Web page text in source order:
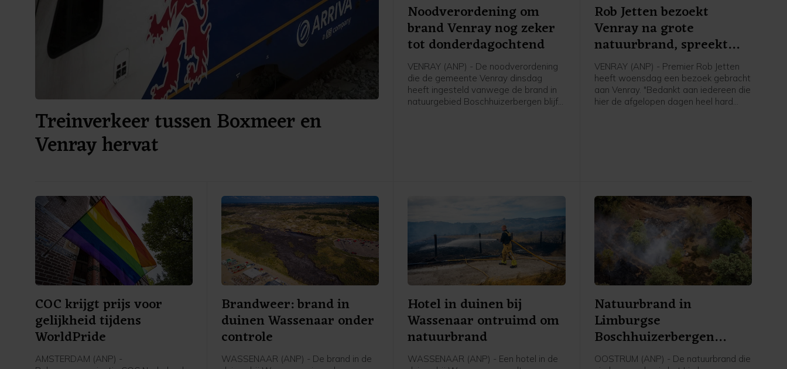
Treinverkeer tussen Boxmeer en
Venray hervat
Noodverordening om
brand Venray nog zeker
tot donderdagochtend
VENRAY (ANP) - De noodverordening
die de gemeente Venray dinsdag
heeft ingesteld vanwege de brand in
natuurgebied Boschhuizerbergen blijft
Rob Jetten bezoekt
Venray na grote
natuurbrand, spreekt
dank uit
VENRAY (ANP) - Premier Rob Jetten
heeft woensdag een bezoek gebracht
aan Venray. "Bedankt aan iedereen die
hier de afgelopen dagen heel hard
COC krijgt prijs voor
gelijkheid tijdens
WorldPride
AMSTERDAM (ANP) -
Brandweer: brand in
duinen Wassenaar onder
controle
WASSENAAR (ANP) - De brand in de
Hotel in duinen bij
Wassenaar ontruimd om
natuurbrand
WASSENAAR (ANP) - Een hotel in de
Natuurbrand in
Limburgse
Boschhuizerbergen
onder controle
OOSTRUM (ANP) - De natuurbrand die